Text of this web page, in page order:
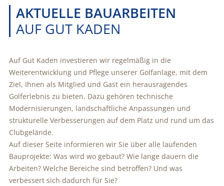
AKTUELLE BAUARBEITEN
AUF GUT KADEN
Auf Gut Kaden investieren wir regelmäßig in die
Weiterentwicklung und Pflege unserer Golfanlage, mit dem
Ziel, Ihnen als Mitglied und Gast ein herausragendes
Golferlebnis zu bieten. Dazu gehören technische
Modernisierungen, landschaftliche Anpassungen und
strukturelle Verbesserungen auf dem Platz und rund um das
Clubgelände.
Auf dieser Seite informieren wir Sie über alle laufenden
Bauprojekte: Was wird wo gebaut? Wie lange dauern die
Arbeiten? Welche Bereiche sind betroffen? Und was
verbessert sich dadurch für Sie?